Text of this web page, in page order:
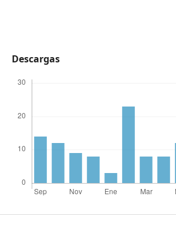
Descargas